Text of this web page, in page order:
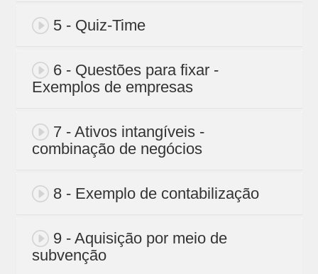
5 - Quiz-Time
6 - Questões para fixar -
Exemplos de empresas
7 - Ativos intangíveis -
combinação de negócios
8 - Exemplo de contabilização
9 - Aquisição por meio de
subvenção